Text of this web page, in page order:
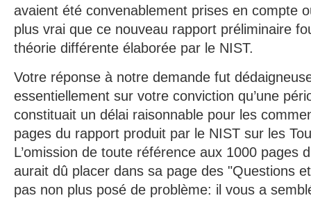
avaient été convenablement prises en compte
plus vrai que ce nouveau rapport préliminaire
théorie différente élaborée par le NIST.
Votre réponse à notre demande fut
essentiellement sur votre conviction qu’une
constituait un délai raisonnable pour les
pages du rapport produit par le NIST sur les
L’omission de toute référence aux 1000 pages
aurait dû placer dans sa page des "Questions
pas non plus posé de problème: il vous a